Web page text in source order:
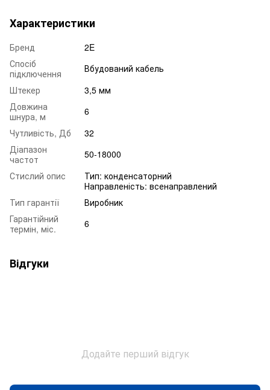
Характеристики
Бренд
2E
Спосіб
підключення
Вбудований кабель
Штекер
3,5 мм
Довжина
шнура, м
6
Чутливість, Дб
32
Діапазон
частот
50-18000
Стислий опис
Тип: конденсаторний
Направленість: всенаправлений
Тип гарантії
Виробник
Гарантійний
термін, міс.
6
Відгуки
Додайте перший відгук